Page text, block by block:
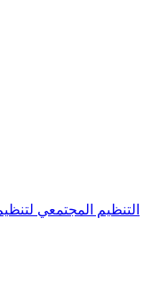
التنظيم المجتمعي